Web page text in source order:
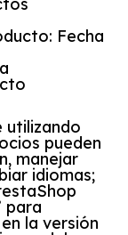
Fecha
utilizando
pueden
manejar
idiomas;
para
la versión